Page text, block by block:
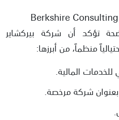
تؤكد أن شركة بيركشاير
منظماً، من أبرزها:
المالية.
بعنوان شركة مرخصة.